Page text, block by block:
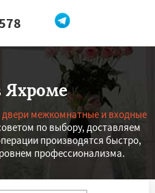
мне
Яхроме
двери межкомнатные и входные
по выбору, доставляем
производятся быстро,
профессионализма.